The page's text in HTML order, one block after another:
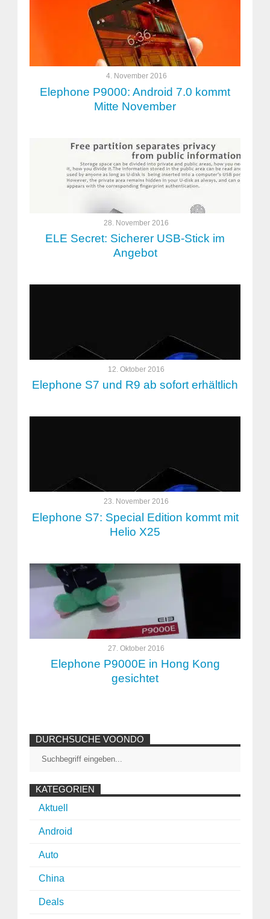
4. November 2016
Elephone P9000: Android 7.0 kommt
Mitte November
28. November 2016
ELE Secret: Sicherer USB-Stick im
Angebot
12. Oktober 2016
Elephone S7 und R9 ab sofort erhältlich
23. November 2016
Elephone S7: Special Edition kommt mit
Helio X25
27. Oktober 2016
Elephone P9000E in Hong Kong
gesichtet
DURCHSUCHE VOONDO
KATEGORIEN
Aktuell
Android
Auto
China
Deals